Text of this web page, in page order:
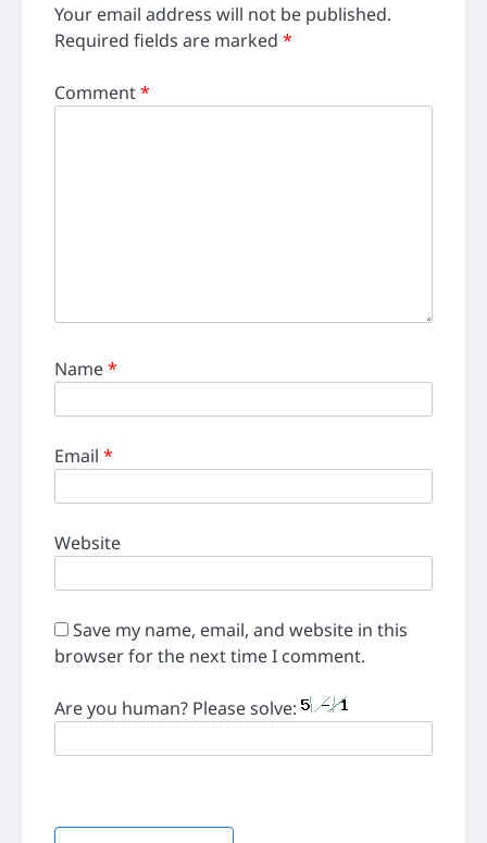
Your email address will not be published.
Required fields are marked *
Comment*
Name*
Email *
Website
Save my name, email, and website in this
browser for the next time I comment.
Are you human? Please solve: